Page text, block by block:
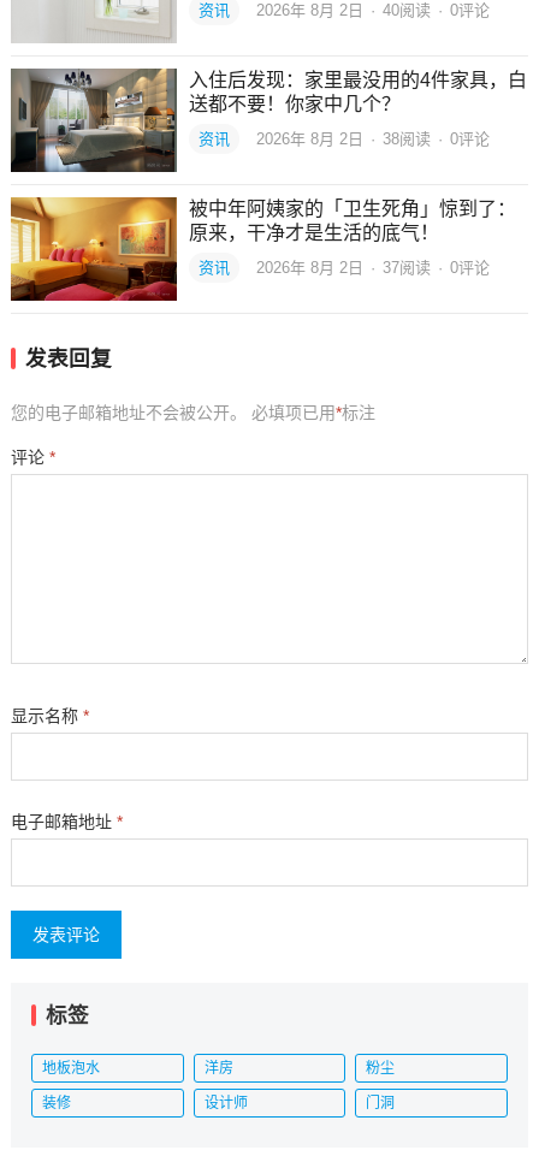
资讯 2026年 8月 2日 · 40阅读 · 0评论
入住后发现：家里最没用的4件家具，白
送都不要！你家中几个？
资讯 2026年 8月 2日 · 38阅读 · 0评论
被中年阿姨家的「卫生死角」惊到了：
原来，干净才是生活的底气！
资讯 2026年 8月 2日 · 37阅读 · 0评论
发表回复
您的电子邮箱地址不会被公开。 必填项已用*标注
评论 *
显示名称 *
电子邮箱地址 *
标签
地板泡水 洋房 粉尘
装修 设计师 门洞